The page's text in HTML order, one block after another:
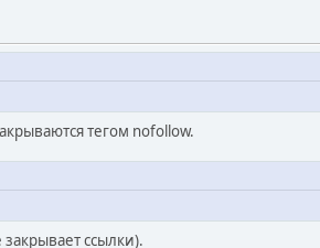
тегом nofollow.
ссылки).